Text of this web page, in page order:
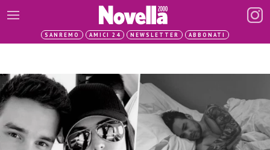
SANREMO AMICI 24 NEWSLETTER ABBONATI